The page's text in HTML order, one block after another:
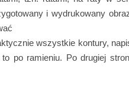
i wydrukowany
wszystkie kontury,
po ramieniu. Po drugiej